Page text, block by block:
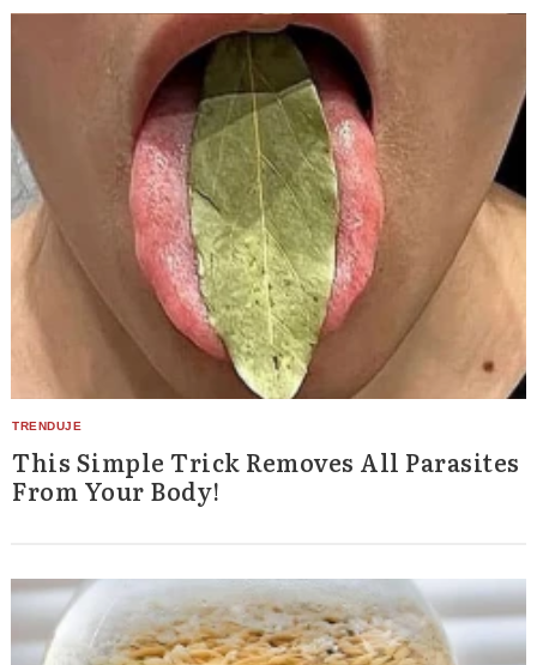
This Simple Trick Removes All Parasites
From Your Body!